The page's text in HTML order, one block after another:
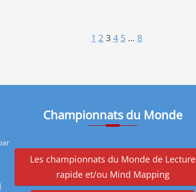
1 2 3 4 5 … 8
Championnats du Monde
Les championnats du Monde de Lecture
rapide et/ou Mind Mapping